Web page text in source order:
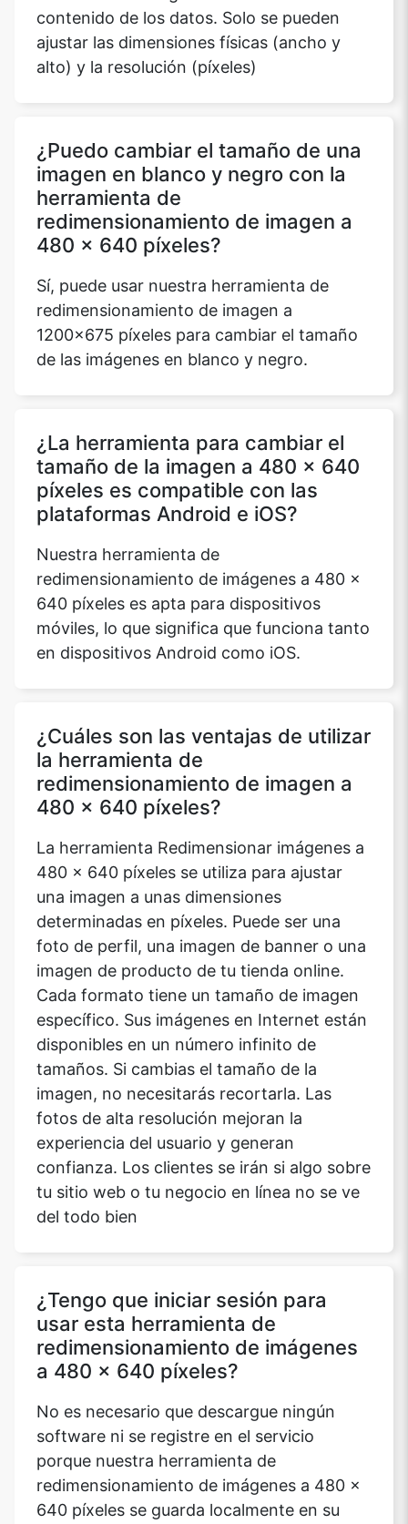
Copy Link
contenido de los datos. Solo se pueden
ajustar las dimensiones físicas (ancho y
alto) y la resolución (píxeles)
¿Puedo cambiar el tamaño de una
imagen en blanco y negro con la
herramienta de
redimensionamiento de imagen a
480 x 640 píxeles?
Sí, puede usar nuestra herramienta de
redimensionamiento de imagen a
1200x675 píxeles para cambiar el tamaño
de las imágenes en blanco y negro.
¿La herramienta para cambiar el
tamaño de la imagen a 480 x 640
píxeles es compatible con las
plataformas Android e iOS?
Nuestra herramienta de
redimensionamiento de imágenes a 480 x
640 píxeles es apta para dispositivos
móviles, lo que significa que funciona tanto
en dispositivos Android como iOS.
¿Cuáles son las ventajas de utilizar
la herramienta de
redimensionamiento de imagen a
480 x 640 píxeles?
La herramienta Redimensionar imágenes a
480 x 640 píxeles se utiliza para ajustar
una imagen a unas dimensiones
determinadas en píxeles. Puede ser una
foto de perfil, una imagen de banner o una
imagen de producto de tu tienda online.
Cada formato tiene un tamaño de imagen
específico. Sus imágenes en Internet están
disponibles en un número infinito de
tamaños. Si cambias el tamaño de la
imagen, no necesitarás recortarla. Las
fotos de alta resolución mejoran la
experiencia del usuario y generan
confianza. Los clientes se irán si algo sobre
tu sitio web o tu negocio en línea no se ve
del todo bien
¿Tengo que iniciar sesión para
usar esta herramienta de
redimensionamiento de imágenes
a 480 x 640 píxeles?
No es necesario que descargue ningún
software ni se registre en el servicio
porque nuestra herramienta de
redimensionamiento de imágenes a 480 x
640 píxeles se guarda localmente en su